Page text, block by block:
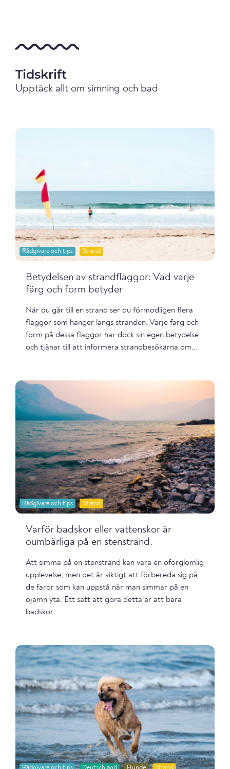
Tidskrift
Upptäck allt om simning och bad
Rådgivare och tips Strand
Betydelsen av strandflaggor: Vad varje
färg och form betyder
När du går till en strand ser du förmodligen flera
flaggor som hänger längs stranden. Varje färg och
form på dessa flaggor har dock sin egen betydelse
och tjänar till att informera strandbesökarna om...
Rådgivare och tips Strand
Varför badskor eller vattenskor är
oumbärliga på en stenstrand.
Att simma på en stenstrand kan vara en oförglömlig
upplevelse, men det är viktigt att förbereda sig på
de faror som kan uppstå när man simmar på en
ojämn yta. Ett sätt att göra detta är att bära
badskor...